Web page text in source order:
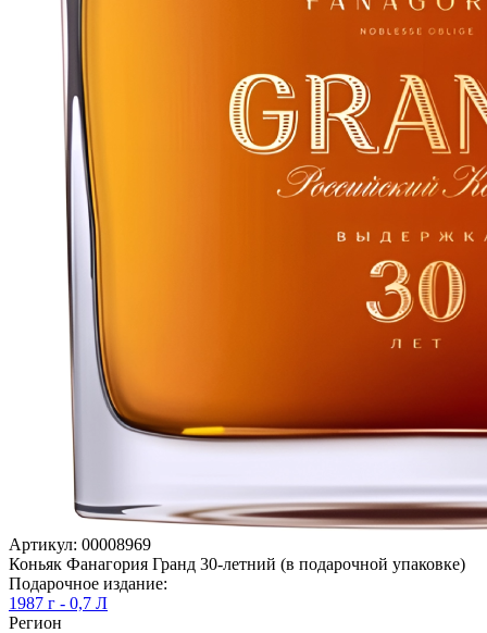
Артикул: 00008969
Коньяк Фанагория Гранд 30-летний (в подарочной упаковке)
Подарочное издание:
1987 г - 0,7 Л
Регион